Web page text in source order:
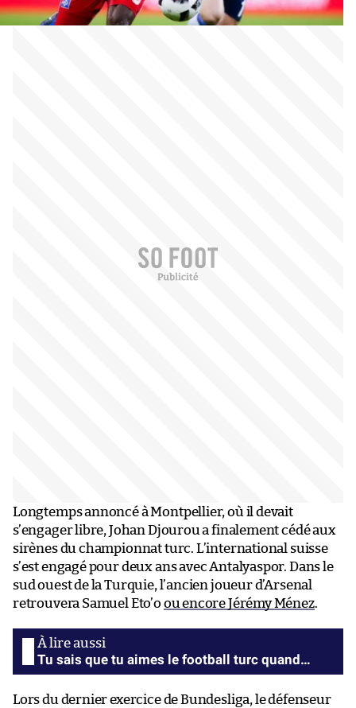
Longtemps annoncé à Montpellier, où il devait
s’engager libre, Johan Djourou a finalement cédé aux
sirènes du championnat turc. L’international suisse
s’est engagé pour deux ans avec Antalyaspor. Dans le
sud ouest de la Turquie, l’ancien joueur d’Arsenal
retrouvera Samuel Eto’o ou encore Jérémy Ménez.
Tu sais que tu aimes le football turc quand…
Lors du dernier exercice de Bundesliga, le défenseur